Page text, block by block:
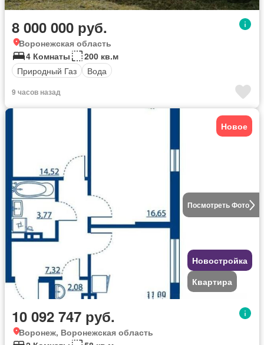
8 000 000 руб.
Воронежская область
4 Комнаты
200 кв.м
Природный Газ
Вода
9 часов назад
Посмотреть Фото
Новое
Новостройка
Квартира
10 092 747 руб.
Воронеж, Воронежская область